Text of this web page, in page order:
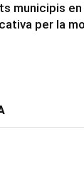
municipis en
per la